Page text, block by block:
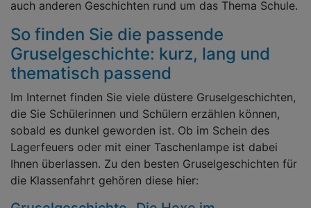
auch anderen Geschichten rund um das Thema Schule.
So finden Sie die passende
Gruselgeschichte: kurz, lang und
thematisch passend
Im Internet finden Sie viele düstere Gruselgeschichten,
die Sie Schülerinnen und Schülern erzählen können,
sobald es dunkel geworden ist. Ob im Schein des
Lagerfeuers oder mit einer Taschenlampe ist dabei
Ihnen überlassen. Zu den besten Gruselgeschichten für
die Klassenfahrt gehören diese hier: